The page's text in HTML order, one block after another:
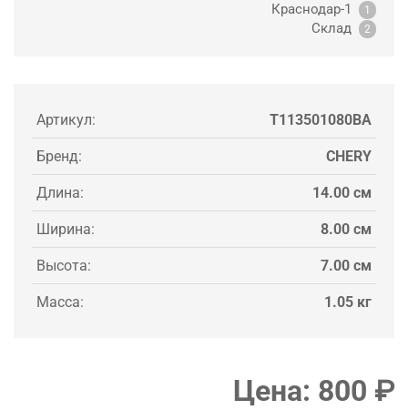
Краснодар-1 1
Склад 2
Артикул: T113501080BA
Бренд: CHERY
Длина: 14.00 см
Ширина: 8.00 см
Высота: 7.00 см
Масса: 1.05 кг
Цена: 800 ₽